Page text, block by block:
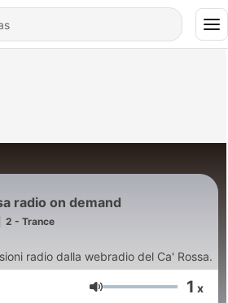
radio on demand
2 - Trance
radio dalla webradio del Ca' Rossa.
Volumen 1 x